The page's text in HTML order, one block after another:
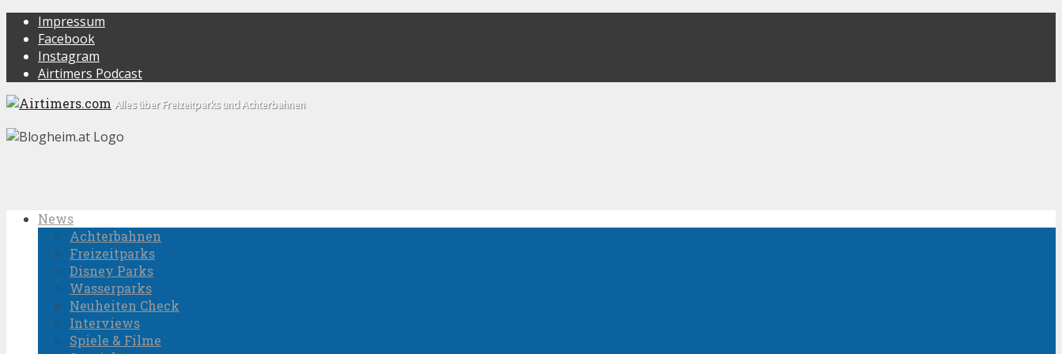
Impressum
Facebook
Instagram
Airtimers Podcast
Alles über Freizeitparks und Achterbahnen
News
Achterbahnen
Freizeitparks
Disney Parks
Wasserparks
Neuheiten Check
Interviews
Spiele & Filme